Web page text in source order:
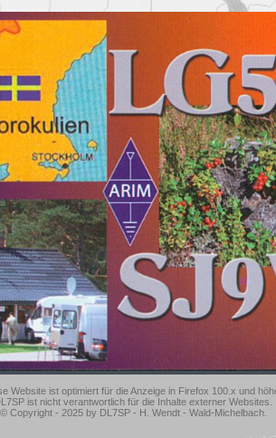
Website ist optimiert für die Anzeige in Firefox 100.x und
ist nicht verantwortlich für die Inhalte externer Websites.
© Copyright - 2025 by DL7SP - H. Wendt - Wald-Michelbach.